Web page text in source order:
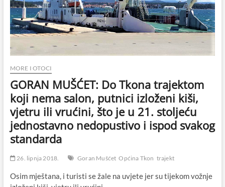
MORE I OTOCI
GORAN MUŠĆET: Do Tkona trajektom
koji nema salon, putnici izloženi kiši,
vjetru ili vrućini, što je u 21. stoljeću
jednostavno nedopustivo i ispod svakog
standarda
26. lipnja 2018. Goran Mušćet Općina Tkon trajekt
Osim mještana, i turisti se žale na uvjete jer su tijekom vožnje